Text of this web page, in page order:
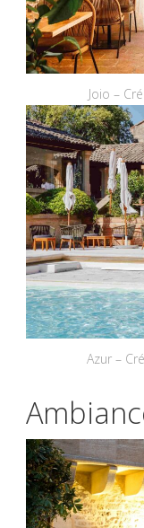
Joio –
Azur –